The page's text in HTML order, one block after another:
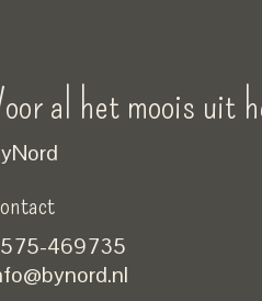
al het moois uit
469735